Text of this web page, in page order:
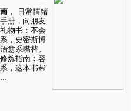
， 日常情绪
册，向朋友
物书：不会
，史密斯博
愈系嘴替。
炼指南：容
，这本书帮